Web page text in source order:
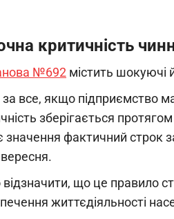
критичність
№692 містить шокуючі
все, якщо підприємство
зберігається
значення фактичний строк
відзначити, що це правило
життєдіяльності